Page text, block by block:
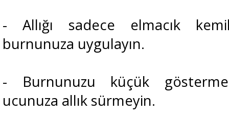
- Allığı sadece elmacık
burnunuza uygulayın.
- Burnunuzu küçük
ucunuza allık sürmeyin.